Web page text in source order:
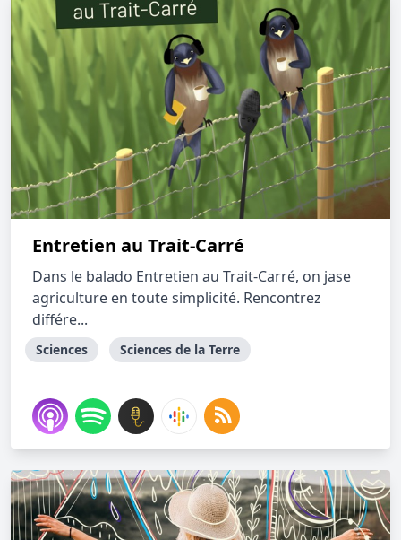
Entretien au Trait-Carré
Dans le balado Entretien au Trait-Carré, on jase
agriculture en toute simplicité. Rencontrez
différe...
Sciences Sciences de la Terre